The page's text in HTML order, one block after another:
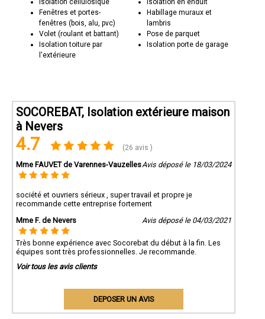
Isolation cellulosique
Fenêtres et portes-
fenêtres (bois, alu, pvc)
Volet (roulant et battant)
Isolation toiture par
l'extérieure
Isolation en enduit
Habillage muraux et
lambris
Pose de parquet
Isolation porte de garage
SOCOREBAT, Isolation extérieure maison
à Nevers
4.7 (26 avis )
Mme FAUVET de Varennes-VauzellesAvis déposé le 18/03/2024
société et ouvriers sérieux , super travail et propre je
recommande cette entreprise fortement
Mme F. de Nevers
Avis déposé le 04/03/2021
Très bonne expérience avec Socorebat du début à la fin. Les
équipes sont très professionnelles. Je recommande.
Voir tous les avis clients
DEPOSER UN AVIS